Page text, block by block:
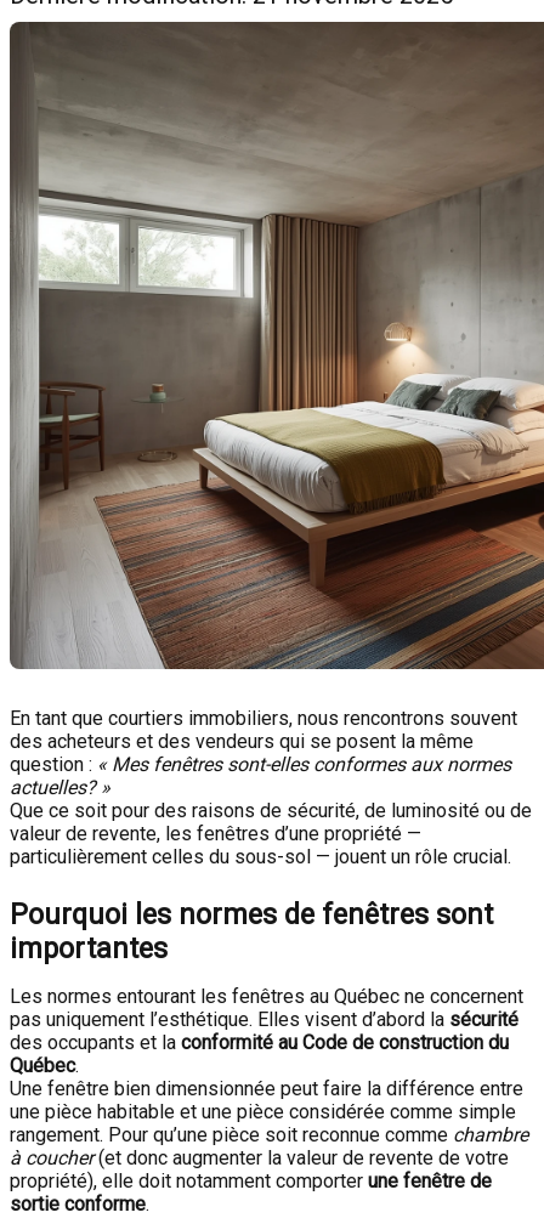
En tant que courtiers immobiliers, nous rencontrons souvent
des acheteurs et des vendeurs qui se posent la même
question : « Mes fenêtres sont-elles conformes aux normes
actuelles? »
Que ce soit pour des raisons de sécurité, de luminosité ou de
valeur de revente, les fenêtres d’une propriété —
particulièrement celles du sous-sol — jouent un rôle crucial.
Pourquoi les normes de fenêtres sont
importantes
Les normes entourant les fenêtres au Québec ne concernent
pas uniquement l’esthétique. Elles visent d’abord la sécurité
des occupants et la conformité au Code de construction du
Québec.
Une fenêtre bien dimensionnée peut faire la différence entre
une pièce habitable et une pièce considérée comme simple
rangement. Pour qu’une pièce soit reconnue comme chambre
à coucher(et donc augmenter la valeur de revente de votre
propriété), elle doit notamment comporter une fenêtre de
sortie conforme.